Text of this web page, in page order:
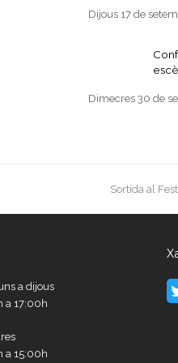
Dijous 17 de
Dimecres 30 de
next
Sortida al
a dijous
a 17:00h
a 15:00h